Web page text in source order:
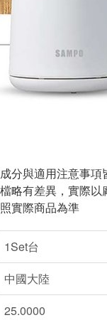
分與適用注意事項
略有差異，實際以
實際商品為準
1Set台
中國大陸
25.0000